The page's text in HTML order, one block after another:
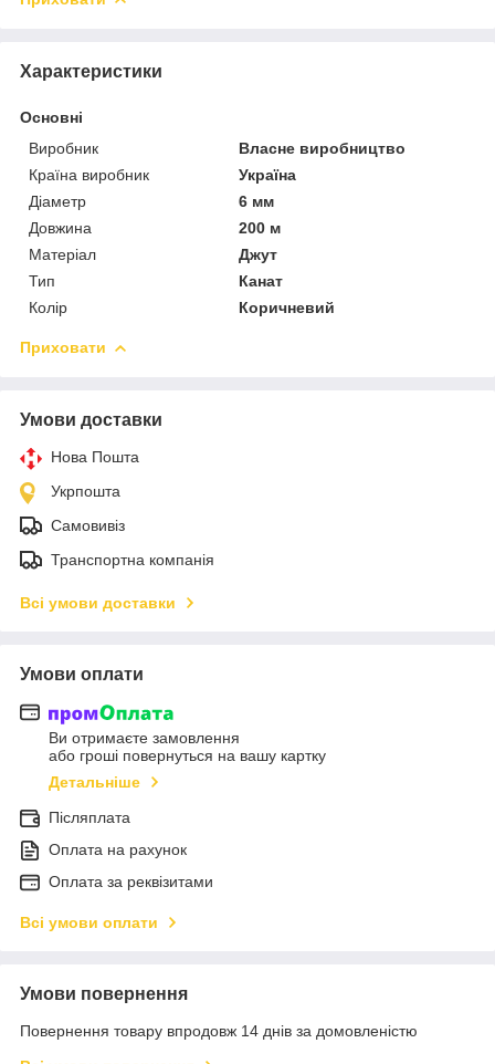
Характеристики
Основні
Виробник
Власне виробництво
Країна виробник
Україна
Діаметр
6 мм
Довжина
200 м
Матеріал
Джут
Тип
Канат
Колір
Коричневий
Приховати
Умови доставки
Нова Пошта
Укрпошта
Самовивіз
Транспортна компанія
Всі умови доставки
Умови оплати
Ви отримаєте замовлення
або гроші повернуться на вашу картку
Детальніше
Післяплата
Оплата на рахунок
Оплата за реквізитами
Всі умови оплати
Умови повернення
Повернення товару впродовж 14 днів за домовленістю